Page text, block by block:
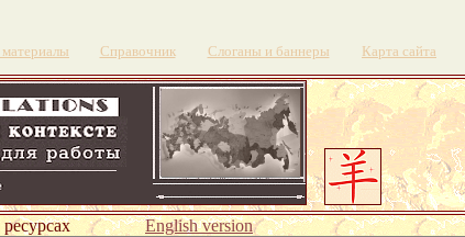
Справочник Слоганы и баннеры Карта сайта
ресурсахEnglish version